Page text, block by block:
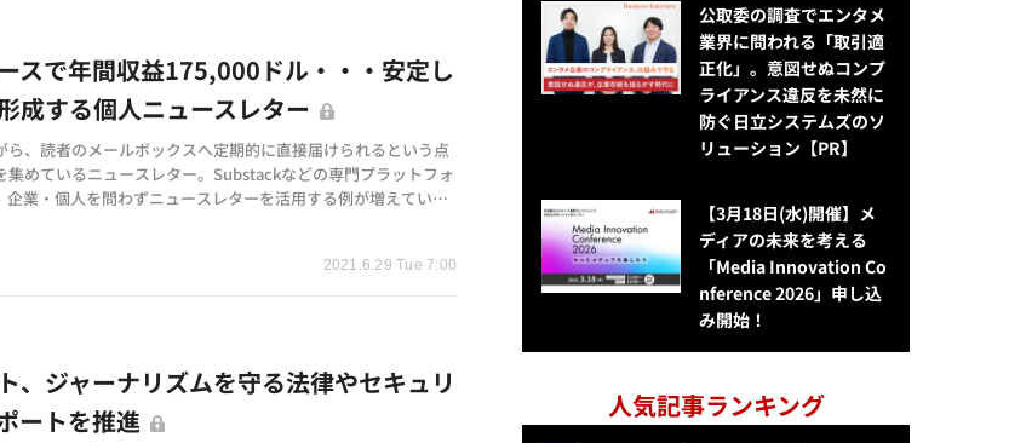
2021.6.29 Tue 7:00
スで年間収益175,000ドル・・・安定し
成する個人ニュースレター
ら、読者のメールボックスへ定期的に直接届けられるという点
集めているニュースレター。Substackなどの専門プラットフォ
企業・個人を問わずニュースレターを活用する例が増えていま
…
、ジャーナリズムを守る法律やセキュリ
ートを推進
公​​取委の調査でエンタメ
業界に問われる「取引適
正化」。意図せぬコンプ
ライアンス違反を未然に
防ぐ日立システムズのソ
リューション​【PR】
【3月18日(水)開催】メ
ディアの未来を考える
「Media Innovation Co
nference 2026」申し込
み開始！
人気記事ランキング